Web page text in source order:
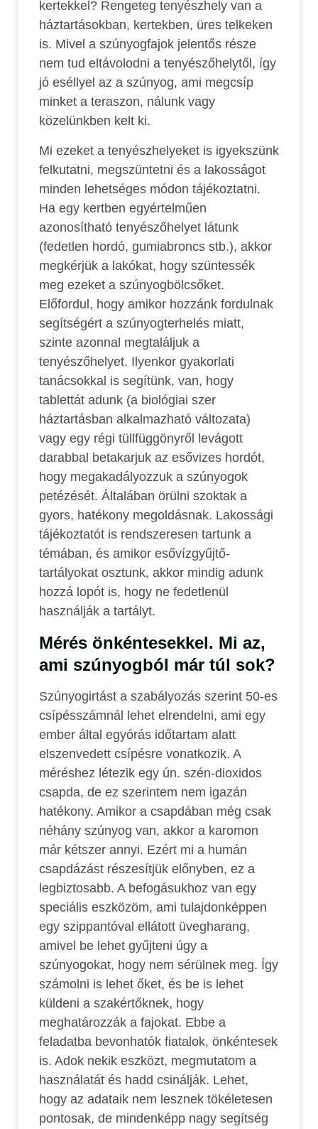
kertekkel?Rengeteg tenyészhely van a
háztartásokban, kertekben, üres telkeken
is. Mivel a szúnyogfajok jelentős része
nem tud eltávolodni a tenyészőhelytől, így
jó eséllyel az a szúnyog, ami megcsíp
minket a teraszon, nálunk vagy
közelünkben kelt ki.
Mi ezeket a tenyészhelyeket is igyekszünk
felkutatni, megszüntetni és a lakosságot
minden lehetséges módon tájékoztatni.
Ha egy kertben egyértelműen
azonosítható tenyészőhelyet látunk
(fedetlen hordó, gumiabroncs stb.), akkor
megkérjük a lakókat, hogy szüntessék
meg ezeket a szúnyogbölcsőket.
Előfordul, hogy amikor hozzánk fordulnak
segítségért a szúnyogterhelés miatt,
szinte azonnal megtaláljuk a
tenyészőhelyet. Ilyenkor gyakorlati
tanácsokkal is segítünk, van, hogy
tablettát adunk (a biológiai szer
háztartásban alkalmazható változata)
vagy egy régi tüllfüggönyről levágott
darabbal betakarjuk az esővizes hordót,
hogy megakadályozzuk a szúnyogok
petézését. Általában örülni szoktak a
gyors, hatékony megoldásnak. Lakossági
tájékoztatót is rendszeresen tartunk a
témában, és amikor esővízgyűjtő-
tartályokat osztunk, akkor mindig adunk
hozzá lopót is, hogy ne fedetlenül
használják a tartályt.
Mérés önkéntesekkel. Mi az,
ami szúnyogból már túl sok?
Szúnyogirtást a szabályozás szerint 50-es
csípésszámnál lehet elrendelni, ami egy
ember által egyórás időtartam alatt
elszenvedett csípésre vonatkozik. A
méréshez létezik egy ún. szén-dioxidos
csapda, de ez szerintem nem igazán
hatékony. Amikor a csapdában még csak
néhány szúnyog van, akkor a karomon
már kétszer annyi. Ezért mi a humán
csapdázást részesítjük előnyben, ez a
legbiztosabb. A befogásukhoz van egy
speciális eszközöm, ami tulajdonképpen
egy szippantóval ellátott üvegharang,
amivel be lehet gyűjteni úgy a
szúnyogokat, hogy nem sérülnek meg. Így
számolni is lehet őket, és be is lehet
küldeni a szakértőknek, hogy
meghatározzák a fajokat. Ebbe a
feladatba bevonhatók fiatalok, önkéntesek
is. Adok nekik eszközt, megmutatom a
használatát és hadd csinálják. Lehet,
hogy az adataik nem lesznek tökéletesen
pontosak, de mindenképp nagy segítség